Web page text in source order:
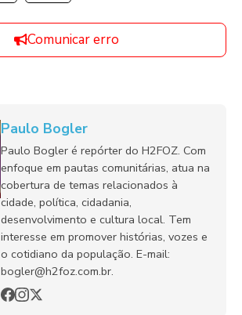
Comunicar erro
Paulo Bogler
Paulo Bogler é repórter do H2FOZ. Com
enfoque em pautas comunitárias, atua na
cobertura de temas relacionados à
cidade, política, cidadania,
desenvolvimento e cultura local. Tem
interesse em promover histórias, vozes e
o cotidiano da população. E-mail:
bogler@h2foz.com.br.